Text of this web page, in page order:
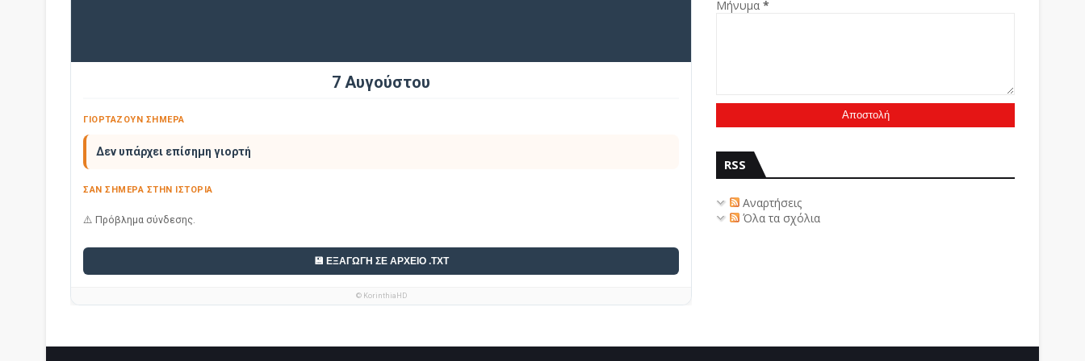
7 Αυγούστου
ΓΙΟΡΤΑΖΟΥΝ ΣΗΜΕΡΑ
Δεν υπάρχει επίσημη γιορτή
ΣΑΝ ΣΗΜΕΡΑ ΣΤΗΝ ΙΣΤΟΡΙΑ
⚠️ Πρόβλημα σύνδεσης.
💾 ΕΞΑΓΩΓΗ ΣΕ ΑΡΧΕΙΟ .TXT
© KorinthiaHD
Μήνυμα *
RSS
Αναρτήσεις
Όλα τα σχόλια